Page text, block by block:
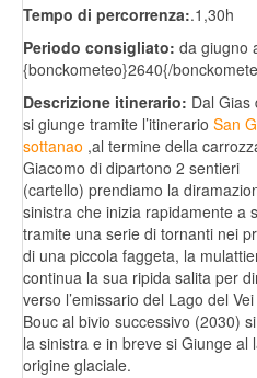
Tempo di percorrenza:.1,30h
Periodo consigliato: da giugno
{bonckometeo}2640{/
Descrizione itinerario: Dal Gias
si giunge tramite l’itinerario San
sottanao ,al termine della
Giacomo di dipartono 2 sentieri
(cartello) prendiamo la
sinistra che inizia rapidamente a
tramite una serie di tornanti nei
di una piccola faggeta, la
continua la sua ripida salita per
verso l’emissario del Lago del
Bouc al bivio successivo (2030)
la sinistra e in breve si Giunge al
origine glaciale.